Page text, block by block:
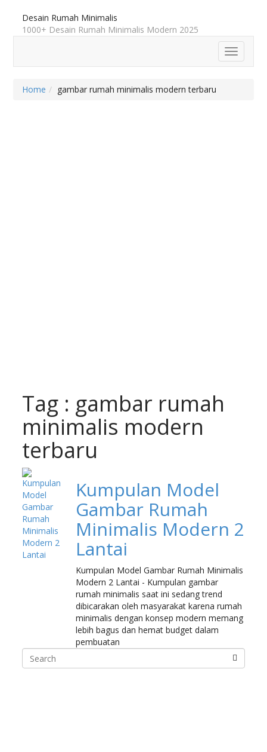
Desain Rumah Minimalis
1000+ Desain Rumah Minimalis Modern 2025
Toggle
Home gambar rumah minimalis modern terbaru
Tag : gambar rumah
minimalis modern
terbaru
Kumpulan Model
Gambar Rumah
Minimalis Modern 2
Lantai
Kumpulan Model Gambar Rumah Minimalis
Modern 2 Lantai - Kumpulan gambar
rumah minimalis saat ini sedang trend
dibicarakan oleh masyarakat karena rumah
minimalis dengan konsep modern memang
lebih bagus dan hemat budget dalam
pembuatan
Search